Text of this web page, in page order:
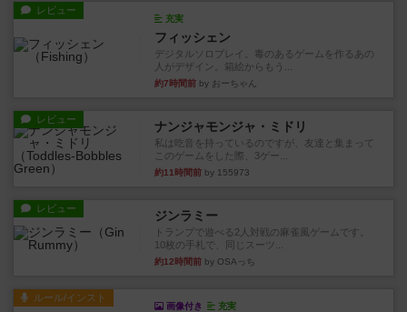
レビュー
充実
フィッシェン
デジタルソロプレイ。毒のあるゲームを作るあの
人がデザイン。箱絵からもう...
約7時間前 by おーちゃん
レビュー ナンジャモンジャ・ミドリ
私は吃音を持っているのですが、友達と集まって
このゲームをした際、3ゲー...
約11時間前 by 155973
レビュー ジンラミー
トランプで遊べる2人対戦の麻雀風ゲームです。
10枚の手札で、同じスーツ...
約12時間前 by OSAっち
ルール/インスト
画像付き 充実